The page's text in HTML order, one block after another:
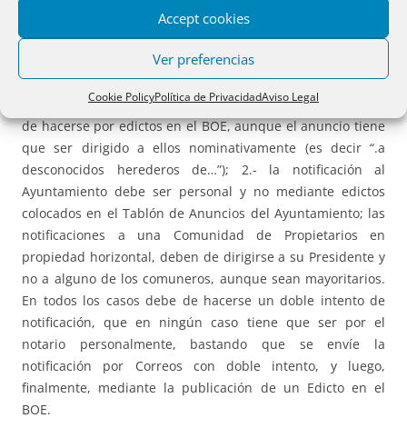
Accept cookies
Ver preferencias
Cookie PolicyPolítica de PrivacidadAviso Legal
INMATRICULACIÓN DE FINCAS: NOTIFICACIONES A
DESCONOCIDOS HEREDEROS, AL AYUNTAMIENTO, Y A LA
COMUNIDAD HORIZONTAL DE PROPIETARIOS.
expedientes de dominio, las notificaciones a los herederos
de los fallecidos transmitentes, de no ser conocidos, debe
de hacerse por edictos en el BOE, aunque el anuncio tiene
que ser dirigido a ellos nominativamente (es decir “.a
desconocidos herederos de…”); 2.- la notificación al
Ayuntamiento debe ser personal y no mediante edictos
colocados en el Tablón de Anuncios del Ayuntamiento; las
notificaciones a una Comunidad de Propietarios en
propiedad horizontal, deben de dirigirse a su Presidente y
no a alguno de los comuneros, aunque sean mayoritarios.
En todos los casos debe de hacerse un doble intento de
notificación, que en ningún caso tiene que ser por el
notario personalmente, bastando que se envíe la
notificación por Correos con doble intento, y luego,
finalmente, mediante la publicación de un Edicto en el
BOE.